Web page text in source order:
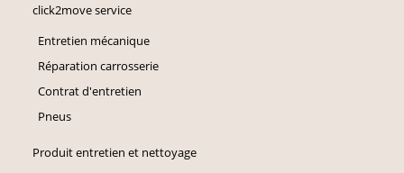
click2move service
Entretien mécanique
Réparation carrosserie
Contrat d'entretien
Pneus
Produit entretien et nettoyage